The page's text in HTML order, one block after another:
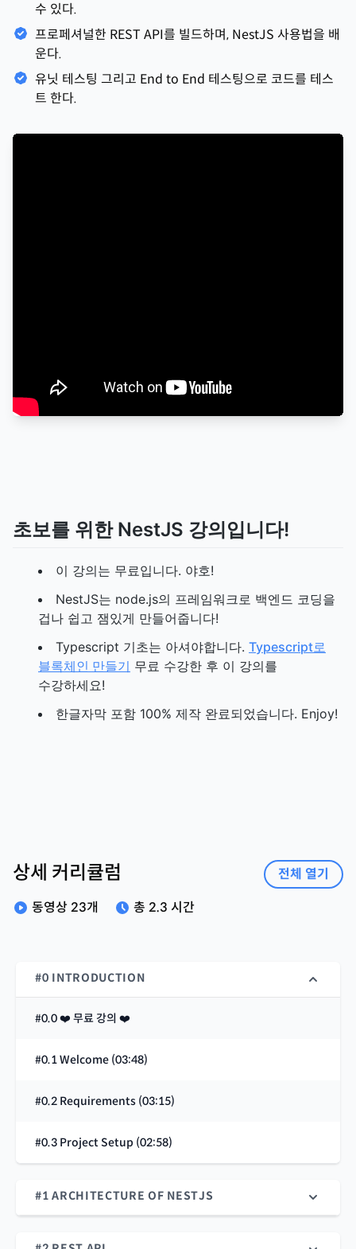
수 있다.
프로페셔널한 REST API를 빌드하며, NestJS 사용법을 배
운다.
유닛 테스팅 그리고 End to End 테스팅으로 코드를 테스
트 한다.
초보를 위한 NestJS 강의입니다!
이 강의는 무료입니다. 야호!
NestJS는 node.js의 프레임워크로 백엔드 코딩을
겁나 쉽고 잼있게 만들어줍니다!
Typescript 기초는 아셔야합니다. Typescript로
블록체인 만들기 무료 수강한 후 이 강의를
수강하세요!
한글자막 포함 100% 제작 완료되었습니다. Enjoy!
상세 커리큘럼
동영상23개 총 2.3 시간
전체 열기
#0 INTRODUCTION
#0.0 ❤️ 무료 강의 ❤️
#0.1 Welcome (03:48)
#0.2 Requirements (03:15)
#0.3 Project Setup (02:58)
#1 ARCHITECTURE OF NESTJS